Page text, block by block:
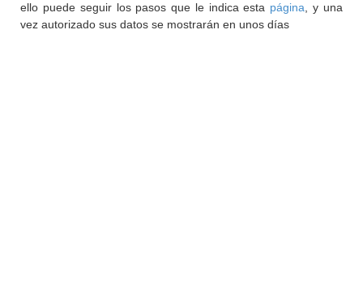
ello puede seguir los pasos que le indica esta página , y una
vez autorizado sus datos se mostrarán en unos días